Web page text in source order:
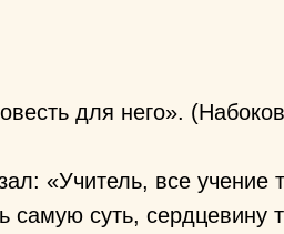
для него».
«Учитель, все учение
суть, сердцевину